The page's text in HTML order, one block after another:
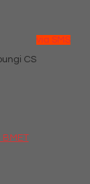
via SMS
CS